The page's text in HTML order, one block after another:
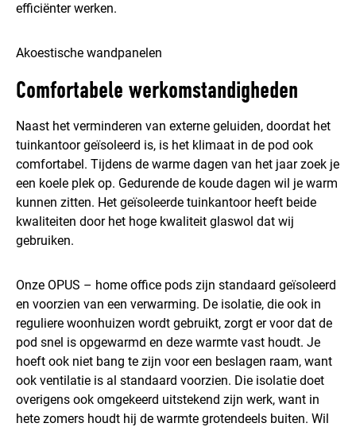
efficiënter werken.
Akoestische wandpanelen
Comfortabele werkomstandigheden
Naast het verminderen van externe geluiden, doordat het
tuinkantoor geïsoleerd is, is het klimaat in de pod ook
comfortabel. Tijdens de warme dagen van het jaar zoek je
een koele plek op. Gedurende de koude dagen wil je warm
kunnen zitten. Het geïsoleerde tuinkantoor heeft beide
kwaliteiten door het hoge kwaliteit glaswol dat wij
gebruiken.
Onze OPUS – home office pods zijn standaard geïsoleerd
en voorzien van een verwarming. De isolatie, die ook in
reguliere woonhuizen wordt gebruikt, zorgt er voor dat de
pod snel is opgewarmd en deze warmte vast houdt. Je
hoeft ook niet bang te zijn voor een beslagen raam, want
ook ventilatie is al standaard voorzien. Die isolatie doet
overigens ook omgekeerd uitstekend zijn werk, want in
hete zomers houdt hij de warmte grotendeels buiten. Wil